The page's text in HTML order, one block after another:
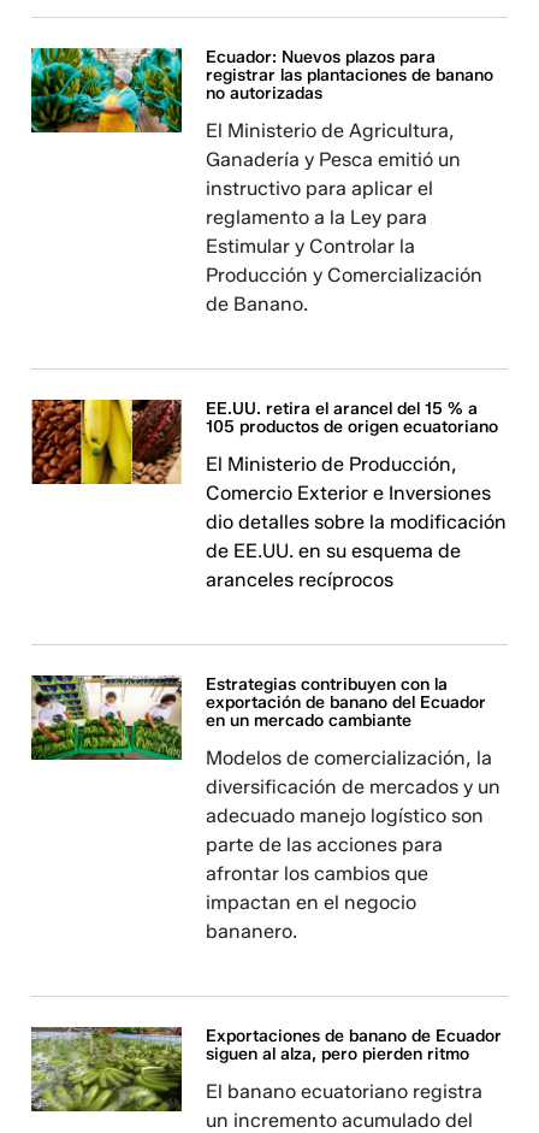
Ecuador: Nuevos plazos para
registrar las plantaciones de banano
no autorizadas
El Ministerio de Agricultura,
Ganadería y Pesca emitió un
instructivo para aplicar el
reglamento a la Ley para
Estimular y Controlar la
Producción y Comercialización
de Banano.
EE.UU. retira el arancel del 15 % a
105 productos de origen ecuatoriano
El Ministerio de Producción,
Comercio Exterior e Inversiones
dio detalles sobre la modificación
de EE.UU. en su esquema de
aranceles recíprocos
Estrategias contribuyen con la
exportación de banano del Ecuador
en un mercado cambiante
Modelos de comercialización, la
diversificación de mercados y un
adecuado manejo logístico son
parte de las acciones para
afrontar los cambios que
impactan en el negocio
bananero.
Exportaciones de banano de Ecuador
siguen al alza, pero pierden ritmo
El banano ecuatoriano registra
un incremento acumulado del